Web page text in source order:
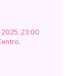
23:00